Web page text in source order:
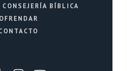
CONSEJERÍA BÍBLICA